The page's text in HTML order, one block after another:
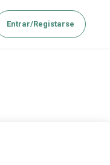
Entrar/Registarse